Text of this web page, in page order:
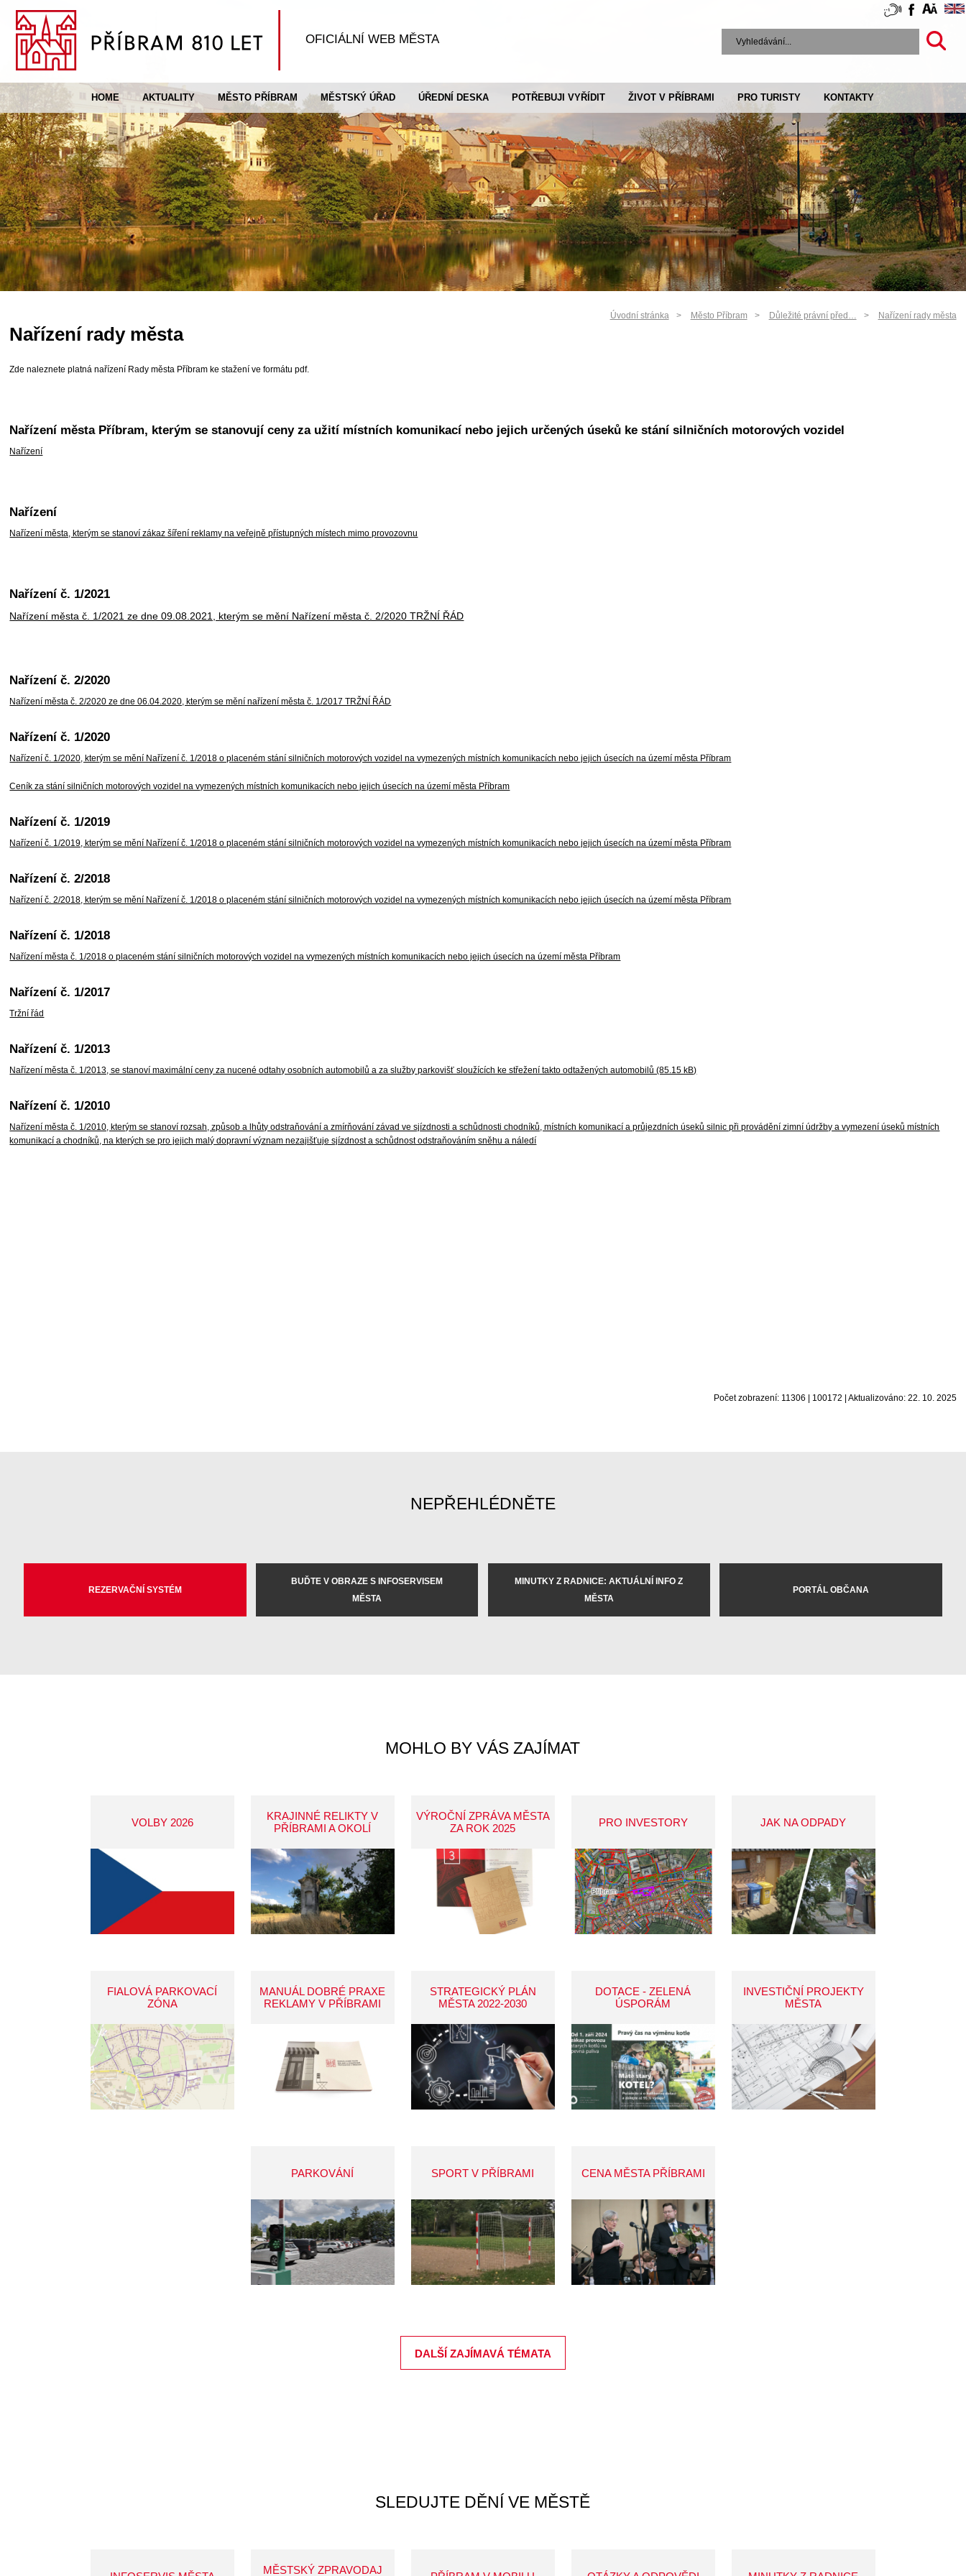
OFICIÁLNÍ WEB MĚSTA
HOME AKTUALITY MĚSTO PŘÍBRAM MĚSTSKÝ ÚŘAD ÚŘEDNÍ DESKA POTŘEBUJI VYŘÍDIT ŽIVOT V PŘÍBRAMI PRO TURISTY KONTAKTY
Úvodní stránka Město Příbram Důležité právní před… Nařízení rady města
Nařízení rady města
Zde naleznete platná nařízení Rady města Příbram ke stažení ve formátu pdf.
Nařízení města Příbram, kterým se stanovují ceny za užití místních komunikací nebo jejich určených úseků ke stání silničních motorových vozidel
Nařízení
Nařízení
Nařízení města, kterým se stanoví zákaz šíření reklamy na veřejně přístupných místech mimo provozovnu
Nařízení č. 1/2021
Nařízení města č. 1/2021 ze dne 09.08.2021, kterým se mění Nařízení města č. 2/2020 TRŽNÍ ŘÁD
Nařízení č. 2/2020
Nařízení města č. 2/2020 ze dne 06.04.2020, kterým se mění nařízení města č. 1/2017 TRŽNÍ ŘÁD
Nařízení č. 1/2020
Nařízení č. 1/2020, kterým se mění Nařízení č. 1/2018 o placeném stání silničních motorových vozidel na vymezených místních komunikacích nebo jejich úsecích na území města Příbram
Ceník za stání silničních motorových vozidel na vymezených místních komunikacích nebo jejich úsecích na území města Příbram
Nařízení č. 1/2019
Nařízení č. 1/2019, kterým se mění Nařízení č. 1/2018 o placeném stání silničních motorových vozidel na vymezených místních komunikacích nebo jejich úsecích na území města Příbram
Nařízení č. 2/2018
Nařízení č. 2/2018, kterým se mění Nařízení č. 1/2018 o placeném stání silničních motorových vozidel na vymezených místních komunikacích nebo jejich úsecích na území města Příbram
Nařízení č. 1/2018
Nařízení města č. 1/2018 o placeném stání silničních motorových vozidel na vymezených místních komunikacích nebo jejich úsecích na území města Příbram
Nařízení č. 1/2017
Tržní řád
Nařízení č. 1/2013
Nařízení města č. 1/2013, se stanoví maximální ceny za nucené odtahy osobních automobilů a za služby parkovišť sloužících ke střežení takto odtažených automobilů (85.15 kB)
Nařízení č. 1/2010
Nařízení města č. 1/2010, kterým se stanoví rozsah, způsob a lhůty odstraňování a zmírňování závad ve sjízdnosti a schůdnosti chodníků, místních komunikací a průjezdních úseků silnic při provádění zimní údržby a vymezení úseků místních
komunikací a chodníků, na kterých se pro jejich malý dopravní význam nezajišťuje sjízdnost a schůdnost odstraňováním sněhu a náledí
Počet zobrazení: 11306 | 100172 | Aktualizováno: 22. 10. 2025
NEPŘEHLÉDNĚTE
REZERVAČNÍ SYSTÉM
BUĎTE V OBRAZE S INFOSERVISEM
MĚSTA
MINUTKY Z RADNICE: AKTUÁLNÍ INFO Z
MĚSTA
PORTÁL OBČANA
MOHLO BY VÁS ZAJÍMAT
VOLBY 2026
KRAJINNÉ RELIKTY V
PŘÍBRAMI A OKOLÍ
VÝROČNÍ ZPRÁVA MĚSTA
ZA ROK 2025
PRO INVESTORY JAK NA ODPADY
FIALOVÁ PARKOVACÍ
ZÓNA
MANUÁL DOBRÉ PRAXE
REKLAMY V PŘÍBRAMI
STRATEGICKÝ PLÁN
MĚSTA 2022-2030
DOTACE - ZELENÁ
ÚSPORÁM
INVESTIČNÍ PROJEKTY
MĚSTA
PARKOVÁNÍ SPORT V PŘÍBRAMI CENA MĚSTA PŘÍBRAMI
DALŠÍ ZAJÍMAVÁ TÉMATA
SLEDUJTE DĚNÍ VE MĚSTĚ
MĚSTSKÝ ZPRAVODAJ